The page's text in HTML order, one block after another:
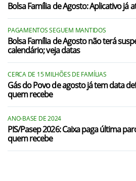
Bolsa Família de Agosto: Aplicativo já
PAGAMENTOS SEGUEM MANTIDOS
Bolsa Família de Agosto não terá
calendário; veja datas
CERCA DE 15 MILHÕES DE FAMÍLIAS
Gás do Povo de agosto já tem data
quem recebe
ANO-BASE DE 2024
PIS/Pasep 2026: Caixa paga última
quem recebe